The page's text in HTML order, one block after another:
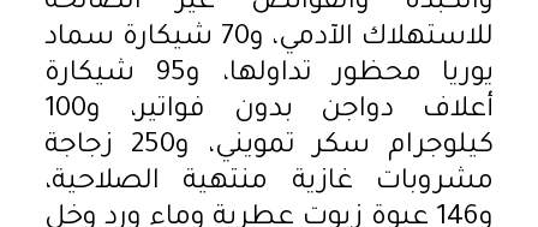
للاستهلاك الآدمي، و70 شيكارة سماد
يوريا محظور تداولها، و95 شيكارة
أعلاف دواجن بدون فواتير، و100
كيلوجرام سكر تمويني، و250 زجاجة
مشروبات غازية منتهية الصلاحية،
و146 عبوة زيوت عطرية وماء ورد وخل